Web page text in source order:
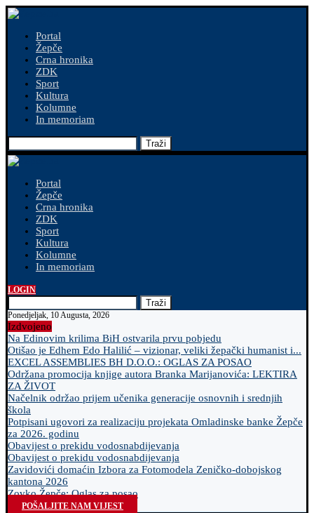
Portal
Žepče
Crna hronika
ZDK
Sport
Kultura
Kolumne
In memoriam
Traži
Portal
Žepče
Crna hronika
ZDK
Sport
Kultura
Kolumne
In memoriam
LOGIN
Traži
Ponedjeljak, 10 Augusta, 2026
Izdvojeno
Na Edinovim krilima BiH ostvarila prvu pobjedu
Otišao je Edhem Edo Halilić – vizionar, veliki žepački humanist i...
EXCEL ASSEMBLIES BH D.O.O.: OGLAS ZA POSAO
Održana promocija knjige autora Branka Marijanovića: LEKTIRA
ZA ŽIVOT
Načelnik održao prijem učenika generacije osnovnih i srednjih
škola
Potpisani ugovori za realizaciju projekata Omladinske banke Žepče
za 2026. godinu
Obavijest o prekidu vodosnabdijevanja
Obavijest o prekidu vodosnabdijevanja
Zavidovići domaćin Izbora za Fotomodela Zeničko-dobojskog
kantona 2026
Zovko Žepče: Oglas za posao
POŠALJITE NAM VIJEST